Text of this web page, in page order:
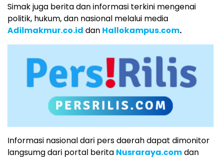
Simak juga berita dan informasi terkini mengenai
politik, hukum, dan nasional melalui media
Adilmakmur.co.id dan Hallokampus.com.
Informasi nasional dari pers daerah dapat dimonitor
langsumg dari portal berita Nusraraya.comdan